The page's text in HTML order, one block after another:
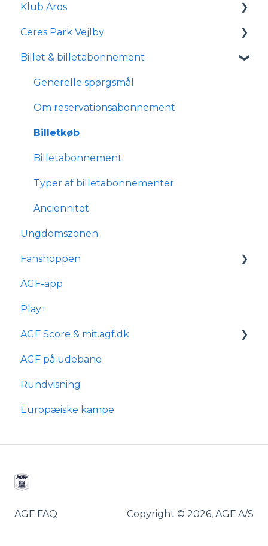
Klub Aros
Om Klub Aros
Hvad indeholder Klub Aros?
Tilmelding og medlemskab
Ceres Park Vejlby
Information om Ceres Park Vejlby
Transport og parkering
Forhold for handicappede og
Billet & billetabonnement
Generelle spørgsmål
Om reservationsabonnement
Billetkøb
Billetabonnement
Typer af billetabonnementer
Anciennitet
Ungdomszonen
Fanshoppen
Generelle spørgsmål
Bestilling & ordre
Levering
AGF-app
Play+
AGF Score & mit.agf.dk
mit.agf
AGF score
AGF på udebane
Rundvisning
Europæiske kampe
AGF FAQ Copyright © 2026, AGF A/S